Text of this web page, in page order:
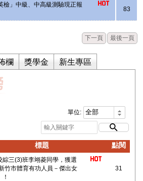
檢」中級、中高級測驗現正報
83
下一頁 最後一頁
欄 獎學金 新生專區
單位:
標題 點閱
綜三(3)班李翊菱同學，獲選
竹市體育有功人員－傑出女
31